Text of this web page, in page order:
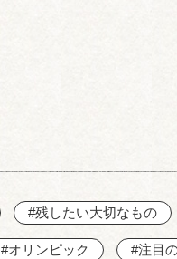
#残したい大切なもの
#オリンピック #注目